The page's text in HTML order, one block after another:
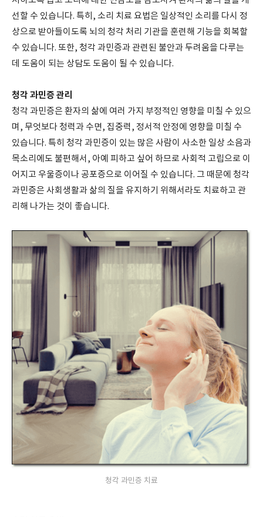
선할 수 있습니다. 특히, 소리 치료 요법은 일상적인 소리를 다시 정
상으로 받아들이도록 뇌의 청각 처리 기관을 훈련해 기능을 회복할
수 있습니다. 또한, 청각 과민증과 관련된 불안과 두려움을 다루는
데 도움이 되는 상담도 도움이 될 수 있습니다.
청각 과민증 관리
청각 과민증은 환자의 삶에 여러 가지 부정적인 영향을 미칠 수 있으
며, 무엇보다 청력과 수면, 집중력, 정서적 안정에 영향을 미칠 수
있습니다. 특히 청각 과민증이 있는 많은 사람이 사소한 일상 소음과
목소리에도 불편해서, 아예 피하고 싶어 하므로 사회적 고립으로 이
어지고 우울증이나 공포증으로 이어질 수 있습니다. 그 때문에 청각
과민증은 사회생활과 삶의 질을 유지하기 위해서라도 치료하고 관
리해 나가는 것이 좋습니다.
청각 과민증 치료